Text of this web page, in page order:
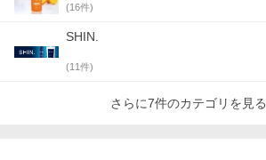
(16件)
SHIN.
(11件)
さらに7件のカテゴリを見る